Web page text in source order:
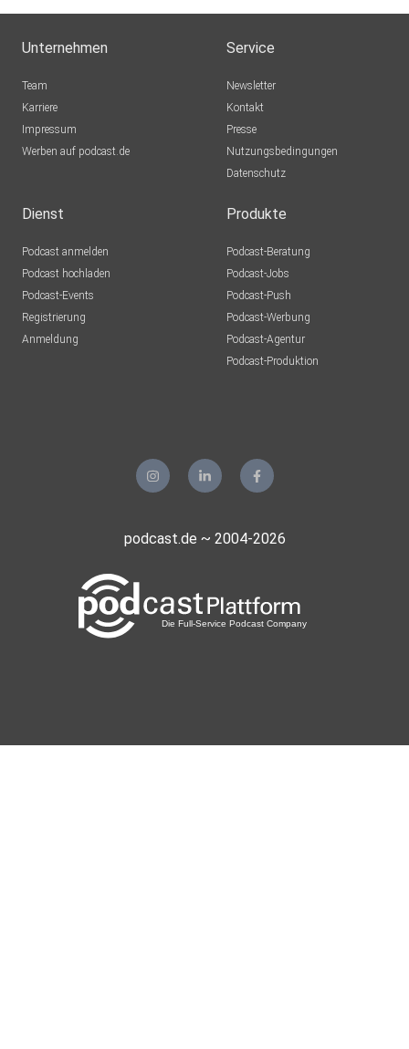
Unternehmen
Team
Karriere
Impressum
Werben auf podcast.de
Service
Newsletter
Kontakt
Presse
Nutzungsbedingungen
Datenschutz
Dienst
Podcast anmelden
Podcast hochladen
Podcast-Events
Registrierung
Anmeldung
Produkte
Podcast-Beratung
Podcast-Jobs
Podcast-Push
Podcast-Werbung
Podcast-Agentur
Podcast-Produktion
podcast.de ~ 2004-2026